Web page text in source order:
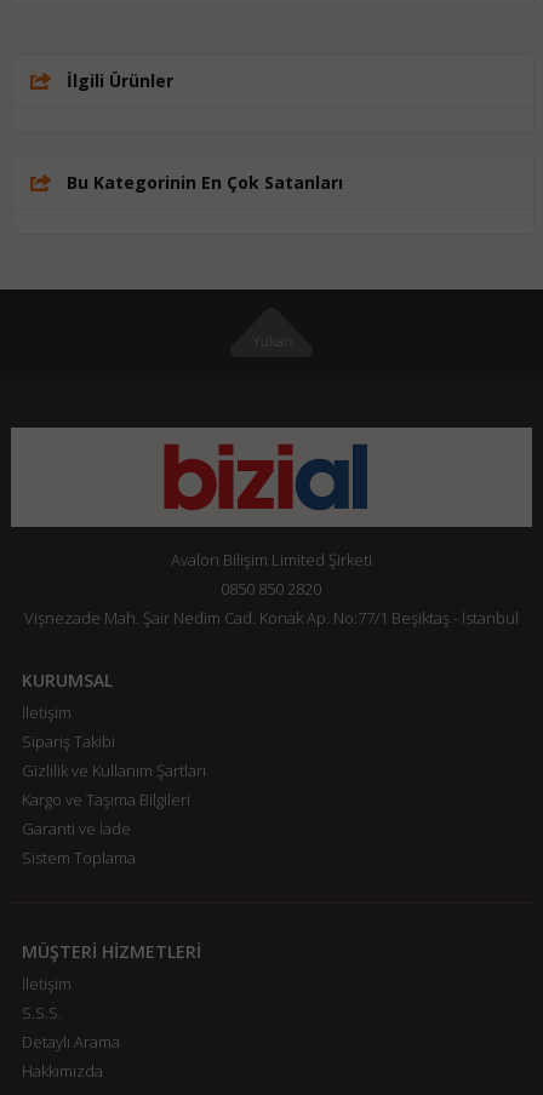
İlgili Ürünler
Bu Kategorinin En Çok Satanları
Avalon Bilişim Limited Şirketi
0850 850 2820
Vişnezade Mah. Şair Nedim Cad. Konak Ap. No:77/1 Beşiktaş - İstanbul
KURUMSAL
İletişim
Sipariş Takibi
Gizlilik ve Kullanım Şartları
Kargo ve Taşıma Bilgileri
Garanti ve İade
Sistem Toplama
MÜŞTERİ HİZMETLERİ
İletişim
S.S.S.
Detaylı Arama
Hakkımızda